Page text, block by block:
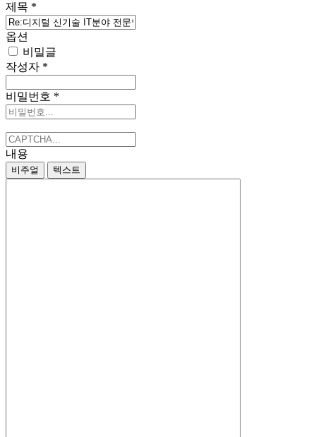
제목 *
옵션
비밀글
작성자 *
비밀번호 *
내용
비주얼 텍스트